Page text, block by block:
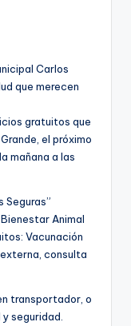
Carlos
que merecen
gratuitos que
el próximo
mañana a las
Seguras”
Animal
Vacunación
consulta
transportador, o
seguridad.